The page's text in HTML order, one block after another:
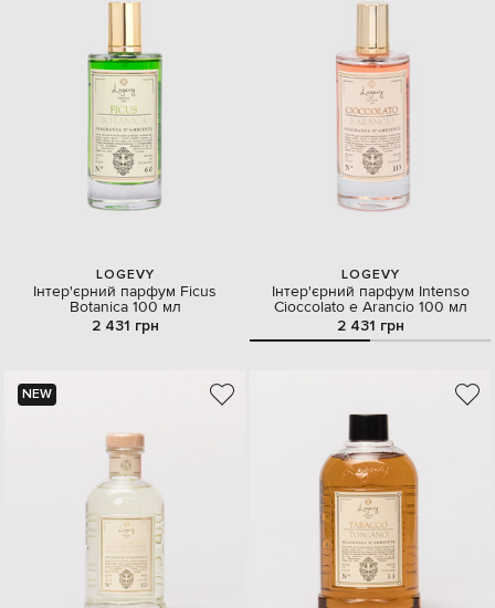
LOGEVY
Інтер'єрний парфум Ficus
Botanica 100 мл
2 431 грн
LOGEVY
Інтер'єрний парфум Intenso
Cioccolato e Arancio 100 мл
2 431 грн
NEW